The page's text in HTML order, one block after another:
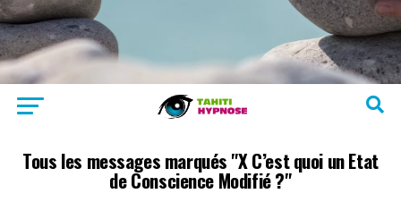
Tous les messages marqués "X C’est quoi un Etat
de Conscience Modifié ?"